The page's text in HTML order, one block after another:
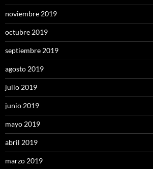
noviembre 2019
octubre 2019
septiembre 2019
agosto 2019
julio 2019
junio 2019
mayo 2019
abril 2019
marzo 2019